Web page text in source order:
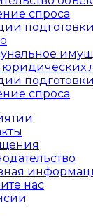
спроса
подготовки
подготовки
спроса
нас